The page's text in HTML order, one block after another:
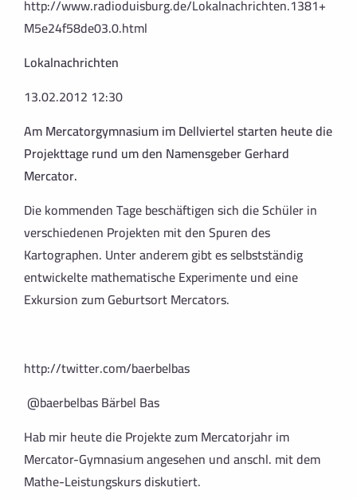
http://www.radioduisburg.de/Lokalnachrichten.1381+
M5e24f58de03.0.html
Lokalnachrichten
13.02.2012 12:30
Am Mercatorgymnasium im Dellviertel starten heute die
Projekttage rund um den Namensgeber Gerhard
Mercator.
Die kommenden Tage beschäftigen sich die Schüler in
verschiedenen Projekten mit den Spuren des
Kartographen. Unter anderem gibt es selbstständig
entwickelte mathematische Experimente und eine
Exkursion zum Geburtsort Mercators.
http://twitter.com/baerbelbas
@baerbelbasBärbel Bas
Hab mir heute die Projekte zum Mercatorjahr im
Mercator-Gymnasium angesehen und anschl. mit dem
Mathe-Leistungskurs diskutiert.